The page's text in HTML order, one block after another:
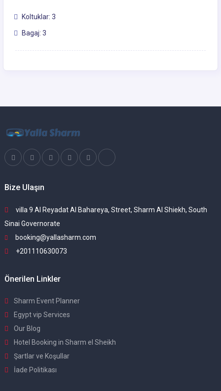
Koltuklar: 3
Bagaj: 3
Bize Ulaşın
villa 9 Al Reyadat Al Bahareya, Street, Sharm Al Shiekh, South
Sinai Governorate
booking@yallasharm.com
+201110630073
Önerilen Linkler
Sharm Event Planner
Egypt vip Services
Our Blog
Hotel Booking in Sharm el Sheikh
Şartlar ve Koşullar
İade Politikası